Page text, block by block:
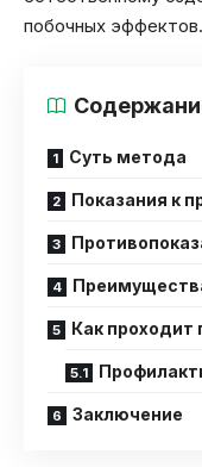
побочных эффектов.
Суть метода
Показания к
Как проходит
Заключение